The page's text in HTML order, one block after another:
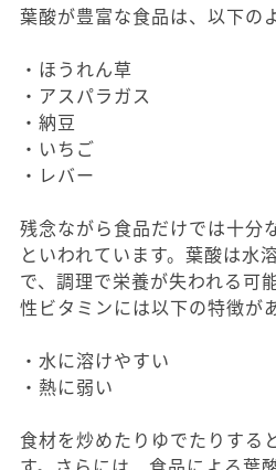
葉酸が豊富な食品は、以下の
・ほうれん草
・アスパラガス
・納豆
・いちご
・レバー
残念ながら食品だけでは十分
といわれています。葉酸は水
で、調理で栄養が失われる可
性ビタミンには以下の特徴が
・水に溶けやすい
・熱に弱い
食材を炒めたりゆでたりする